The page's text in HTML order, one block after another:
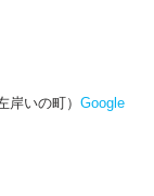
岸いの町） Google